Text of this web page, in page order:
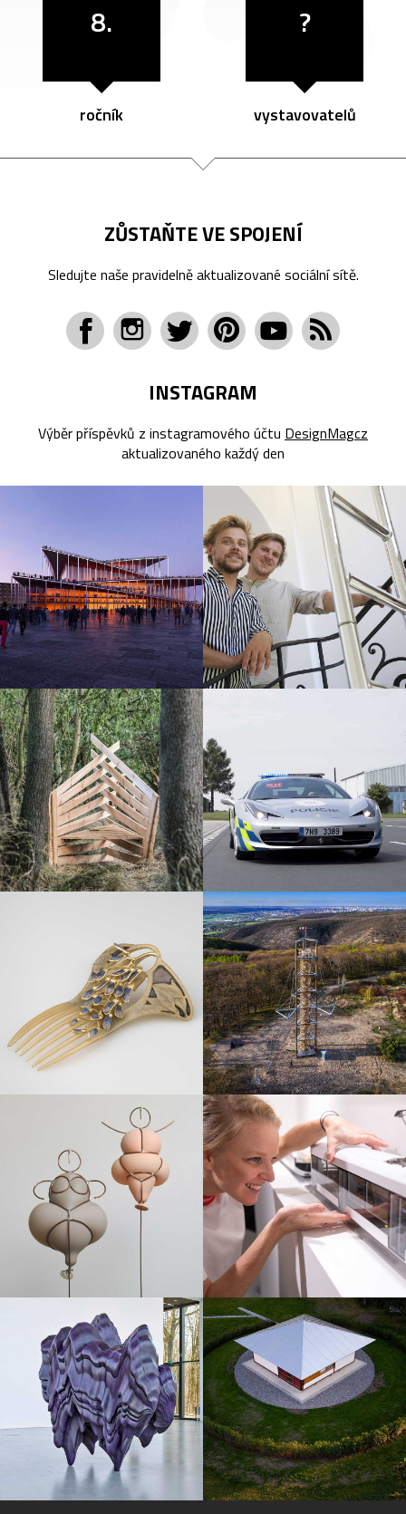
8.
ročník
?
vystavovatelů
ZŮSTAŇTE VE SPOJENÍ
Sledujte naše pravidelně aktualizované sociální sítě.
INSTAGRAM
Výběr příspěvků z instagramového účtu DesignMagcz
aktualizovaného každý den